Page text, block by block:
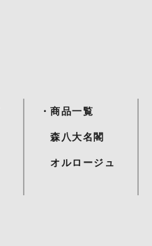
・商品一覧
森八大名閣
オルロージュ